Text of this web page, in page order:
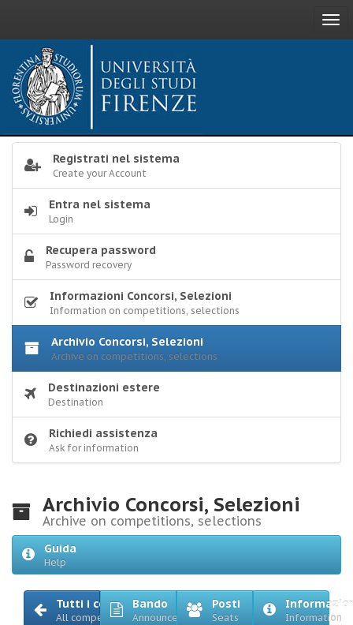
Registrati nel sistema
Create your Account
Entra nel sistema
Login
Recupera password
Password recovery
Informazioni Concorsi, Selezioni
Information on competitions, selections
Archivio Concorsi, Selezioni
Archive on competitions, selections
Destinazioni estere
Destination
Richiedi assistenza
Ask for information
Archivio Concorsi, Selezioni
Archive on competitions, selections
Guida
Help
Tutti i concorsi
All competitions
Bando
Announcement
Posti
Seats Information